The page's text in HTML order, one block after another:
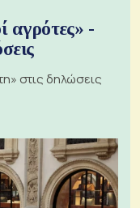
αγρότες» -
στις δηλώσεις